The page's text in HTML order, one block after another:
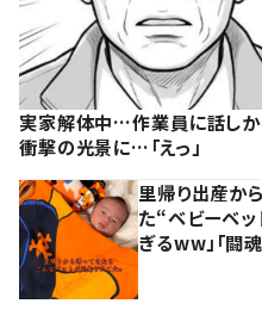
実家解体中…作業員に話しか
衝撃の光景に…「えっ」
里帰り出産か
た“ベビーベ
ぎるww」「闘